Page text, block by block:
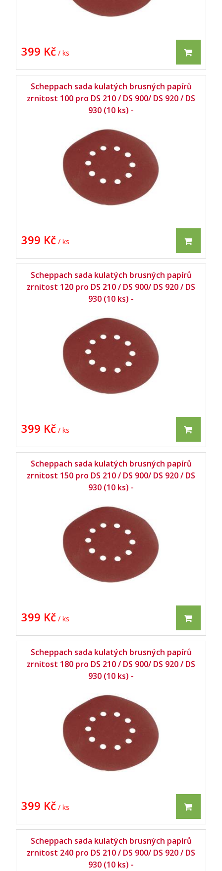
399 Kč / ks
Scheppach sada kulatých brusných papírů
zrnitost 100 pro DS 210 / DS 900/ DS 920 / DS
930 (10 ks) -
399 Kč / ks
Scheppach sada kulatých brusných papírů
zrnitost 120 pro DS 210 / DS 900/ DS 920 / DS
930 (10 ks) -
399 Kč / ks
Scheppach sada kulatých brusných papírů
zrnitost 150 pro DS 210 / DS 900/ DS 920 / DS
930 (10 ks) -
399 Kč / ks
Scheppach sada kulatých brusných papírů
zrnitost 180 pro DS 210 / DS 900/ DS 920 / DS
930 (10 ks) -
399 Kč / ks
Scheppach sada kulatých brusných papírů
zrnitost 240 pro DS 210 / DS 900/ DS 920 / DS
930 (10 ks) -